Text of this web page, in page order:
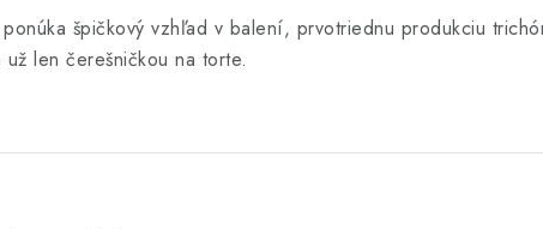
špičkový vzhľad v balení, prvotriednu produkciu
len čerešničkou na torte.